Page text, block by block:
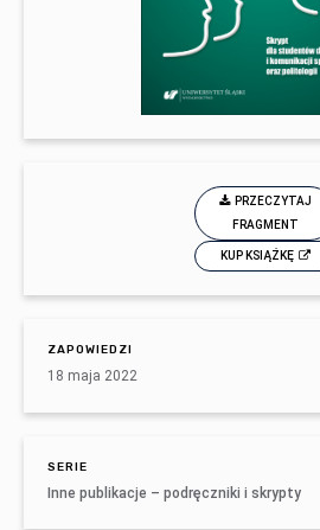
PRZECZYTAJ
FRAGMENT
KUP KSIĄŻKĘ
ZAPOWIEDZI
18 maja 2022
SERIE
Inne publikacje – podręczniki i skrypty